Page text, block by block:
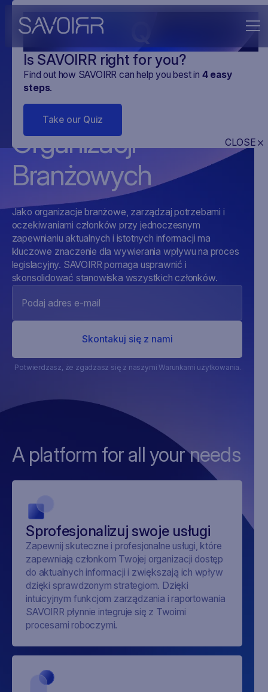
Is SAVOIRR right for you?
Find out how SAVOIRR can help you best in 4easy
steps.
Take our Quiz
CLOSE
SAVOIRR dla
Organizacji
Branżowych
Jako organizacje branżowe, zarządzaj potrzebami i
oczekiwaniami członków przy jednoczesnym
zapewnianiu aktualnych i istotnych informacji ma
kluczowe znaczenie dla wywierania wpływu na proces
legislacyjny. SAVOIRR pomaga usprawnić i
skonsolidować stanowiska wszystkich członków.
Potwierdzasz, że zgadzasz się z naszymi Warunkami użytkowania.
A platform for all your needs
Sprofesjonalizuj swoje usługi
Zapewnij skuteczne i profesjonalne usługi, które
zapewniają członkom Twojej organizacji dostęp
do aktualnych informacji i zwiększają ich wpływ
dzięki sprawdzonym strategiom. Dzięki
intuicyjnym funkcjom zarządzania i raportowania
SAVOIRR płynnie integruje się z Twoimi
procesami roboczymi.